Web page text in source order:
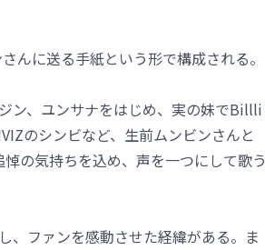
んに送る手紙という形で構成される。
ン、ユンサナをはじめ、実の妹でBillli
のシンビなど、生前ムンビンさんと
の気持ちを込め、声を一つにして歌う
、ファンを感動させた経緯がある。ま